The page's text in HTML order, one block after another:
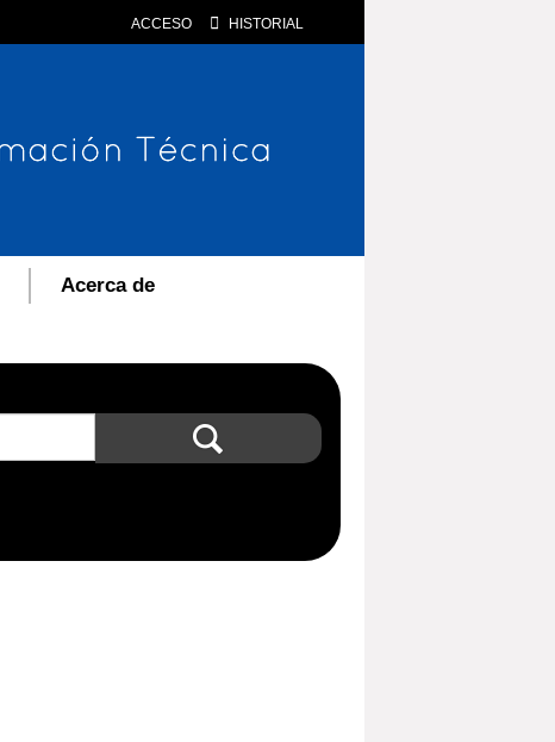
ACCESO HISTORIAL
Acerca de